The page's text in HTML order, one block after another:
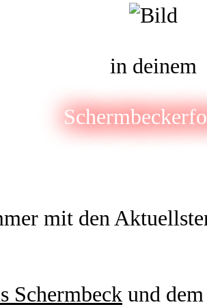
in deinem
mit den
Schermbeck und